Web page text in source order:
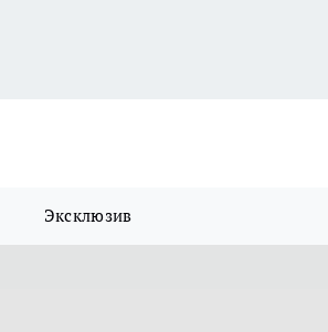
Эксклюзив